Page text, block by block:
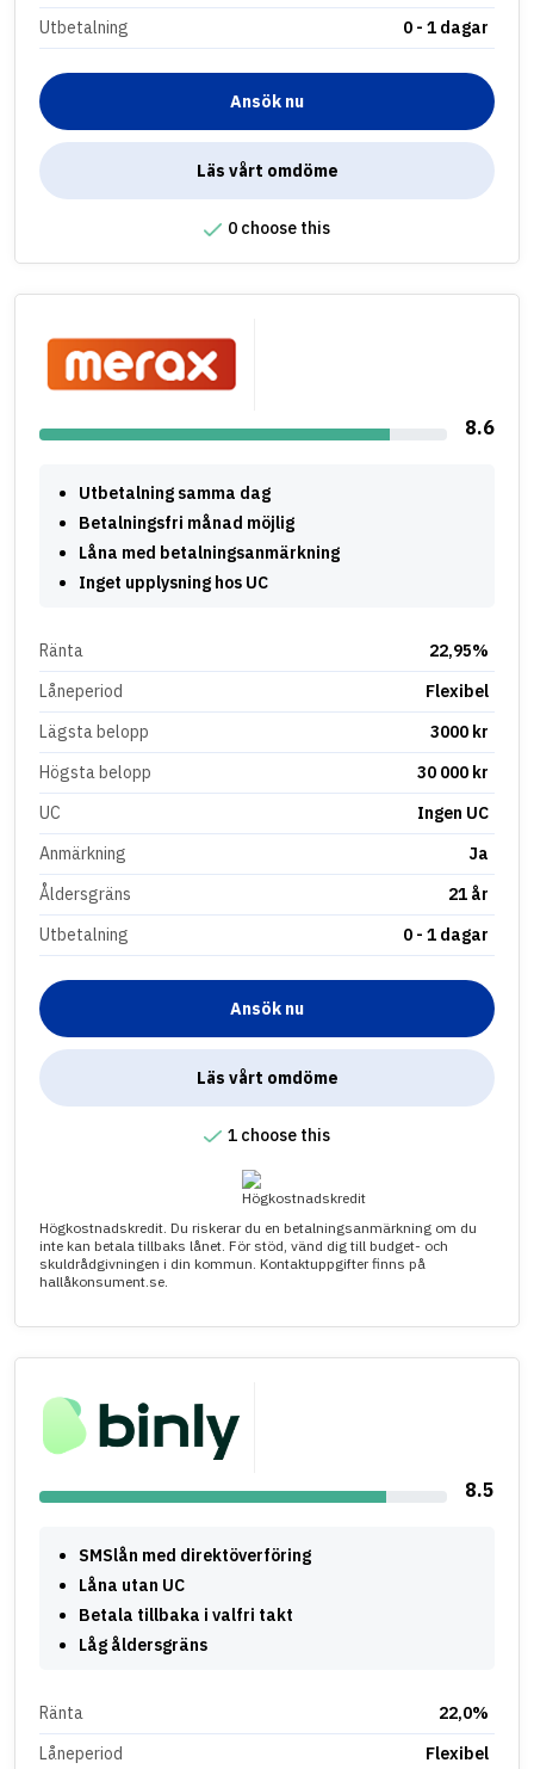
Utbetalning
0 - 1 dagar
Ansök nu
Läs vårt omdöme
0 choose this
8.6
Utbetalning samma dag
Betalningsfri månad möjlig
Låna med betalningsanmärkning
Inget upplysning hos UC
Ränta
22,95%
Låneperiod
Flexibel
Lägsta belopp
3000 kr
Högsta belopp
30 000 kr
UC
Ingen UC
Anmärkning
Ja
Åldersgräns
21 år
Utbetalning
0 - 1 dagar
Ansök nu
Läs vårt omdöme
1 choose this
Högkostnadskredit. Du riskerar du en betalningsanmärkning om du
inte kan betala tillbaks lånet. För stöd, vänd dig till budget- och
skuldrådgivningen i din kommun. Kontaktuppgifter finns på
hallåkonsument.se.
8.5
SMSlån med direktöverföring
Låna utan UC
Betala tillbaka i valfri takt
Låg åldersgräns
Ränta
22,0%
Låneperiod
Flexibel